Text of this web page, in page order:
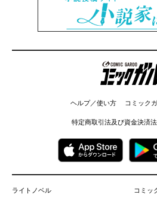
コミックガル
ヘルプ／使い方 コミック
特定商取引法及び資金決済
ライトノベル コミッ